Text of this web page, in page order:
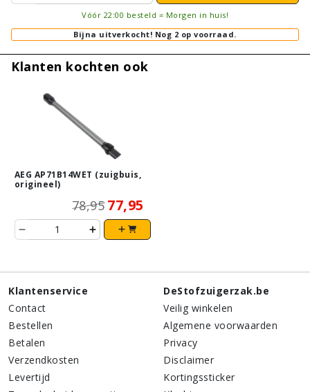
Vóór 22:00 besteld = Morgen in huis!
Bijna uitverkocht! Nog 2 op voorraad.
Klanten kochten ook
AEG AP71B14WET (zuigbuis,
origineel)
78,95 77,95
Klantenservice
Contact
Bestellen
Betalen
Verzendkosten
Levertijd
DeStofzuigerzak.be
Veilig winkelen
Algemene voorwaarden
Privacy
Disclaimer
Kortingssticker